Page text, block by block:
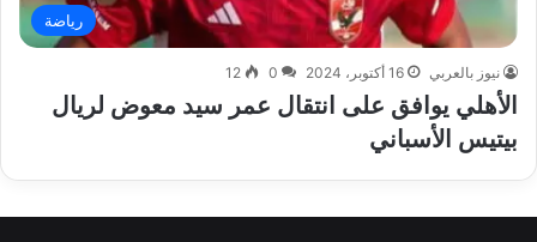
رياضة
نيوز بالعربي 16 أكتوبر، 2024 0
12
الأهلي يوافق على انتقال عمر سيد معوض لريال
بيتيس الأسباني